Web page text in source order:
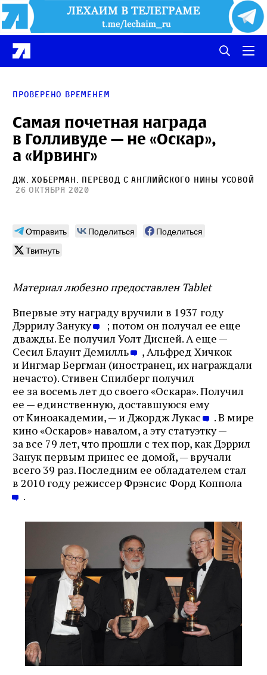
Проверено временем
Самая почетная награда
в Голливуде — не «Оскар»,
а «Ирвинг»
Дж. Хоберман . Перевод с английского Нины Усовой
26 октября 2020
Отправить Поделиться
Поделиться
Твитнуть
Материал любезно предоставлен Tablet
Впервые эту награду вручили в 1937 году
Дэррилу Зануку
; потом он получал ее еще
дважды. Ее получил Уолт Дисней. А еще —
Сесил Блаунт Демилль
, Альфред Хичкок
и Ингмар Бергман (иностранец, их награждали
нечасто). Стивен Спилберг получил
ее за восемь лет до своего «Оскара». Получил
ее — единственную, доставшуюся ему
от Киноакадемии, — и Джордж Лукас
. В мире
кино «Оскаров» навалом, а эту статуэтку —
за все 79 лет, что прошли с тех пор, как Дэррил
Занук первым принес ее домой, — вручали
всего 39 раз. Последним ее обладателем стал
в 2010 году режиссер Фрэнсис Форд Коппола
.